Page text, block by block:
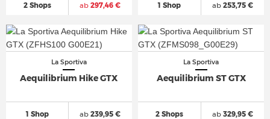
2 Shops ab 297,46 € 1 Shop ab253,75 €
La Sportiva
Aequilibrium Hike GTX
1 Shop ab 239,95 €
La Sportiva
Aequilibrium ST GTX
2 Shops ab329,95 €